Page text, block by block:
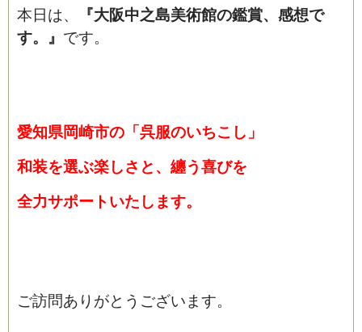
本日は、 『大阪中之島美術館の鑑賞、感想で
す。
』 です。
愛知県岡崎市の「呉服のいちこし」
和装を選ぶ楽しさと、纏う喜びを
全力サポートいたします。
ご訪問ありがとうございます。